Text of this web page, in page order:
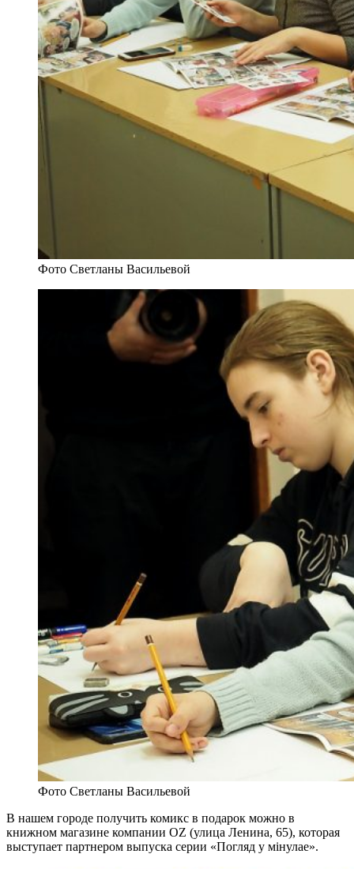
Фото Светланы Васильевой
Фото Светланы Васильевой
В нашем городе получить комикс в подарок можно в
книжном магазине компании OZ (улица Ленина, 65), которая
выступает партнером выпуска серии «Погляд у мінулае».